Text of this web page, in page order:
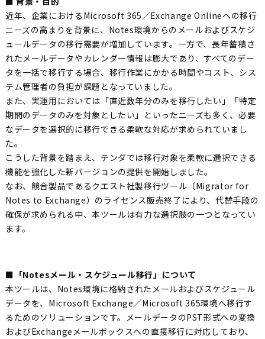
近年、企業におけるMicrosoft 365／Exchange Onlineへの移行
ニーズの高まりを背景に、Notes環境からのメールおよびスケジ
ュールデータの移行需要が増加しています。一方で、長年蓄積さ
れたメールデータやカレンダー情報は膨大であり、すべてのデー
タを一括で移行する場合、移行作業にかかる時間やコスト、シス
テム管理者の負担が課題となっていました。
また、実運用においては「直近数年分のみを移行したい」「特定
期間のデータのみを対象としたい」といったニーズも多く、必要
なデータを選択的に移行できる柔軟な対応が求められていまし
た。
こうした背景を踏まえ、テンダでは移行対象を柔軟に選択できる
機能を強化した新バージョンの提供を開始しました。
なお、競合製品であるクエスト社製移行ツール（Migrator for
Notes to Exchange）のライセンス販売終了により、代替手段の
確保が求められる中、本ツールは有力な選択肢の一つとなってい
ます。
■「Notesメール・スケジュール移行」について
本ツールは、Notes環境に格納されたメールおよびスケジュール
データを、Microsoft Exchange／Microsoft 365環境へ移行す
るためのソリューションです。メールデータのPST形式への変換
およびExchangeメールボックスへの直接移行に対応しており、